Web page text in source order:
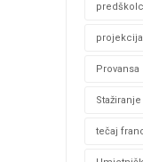
Provansa
Stažiranje
tečaj